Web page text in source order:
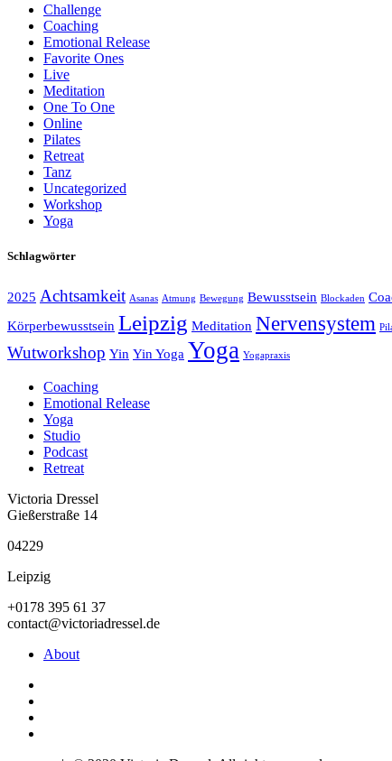
Challenge
Coaching
Emotional Release
Favorite Ones
Live
Meditation
One To One
Online
Pilates
Retreat
Tanz
Uncategorized
Workshop
Yoga
Schlagwörter
2025 Achtsamkeit Asanas Atmung Bewegung Bewusstsein Blockaden
Körperbewusstsein Leipzig Meditation Nervensystem
Wutworkshop Yin Yin Yoga Yoga Yogapraxis
Coaching
Emotional Release
Yoga
Studio
Podcast
Retreat
Victoria Dressel
Gießerstraße 14
04229
Leipzig
+0178 395 61 37
contact@victoriadressel.de
About